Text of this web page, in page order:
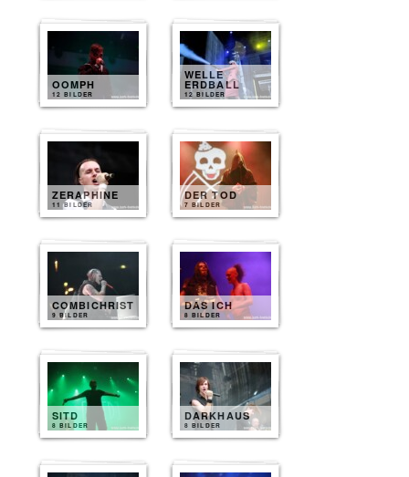
OOMPH
12 BILDER
WELLE
ERDBALL
12 BILDER
ZERAPHINE
11 BILDER
DER TOD
7 BILDER
COMBICHRIST
9 BILDER
DAS ICH
8 BILDER
SITD
8 BILDER
DARKHAUS
8 BILDER